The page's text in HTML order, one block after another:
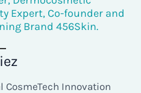
Expert, Co-founder and
Brand 456Skin.
CosmeTech Innovation